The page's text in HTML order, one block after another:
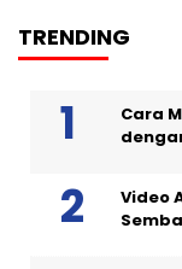
TRENDING
Cara
Video